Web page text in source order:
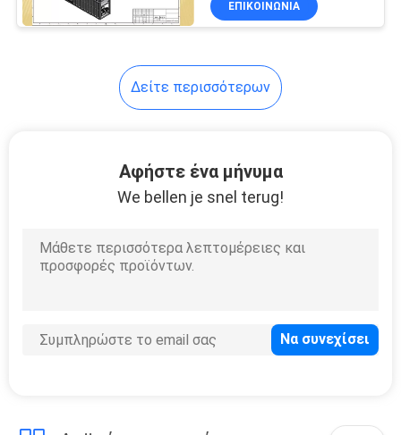
ΕΠΙΚΟΙΝΩΝΊΑ
Δείτε περισσότερων
Αφήστε ένα μήνυμα
We bellen je snel terug!